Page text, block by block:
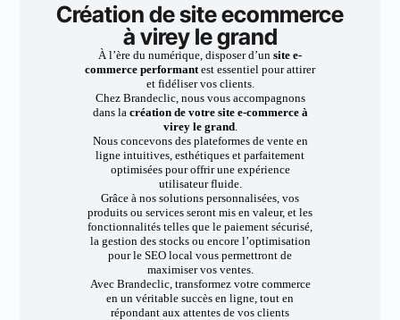
Création de site ecommerce
à virey le grand
À l’ère du numérique, disposer d’un site e-
commerce performantest essentiel pour attirer
et fidéliser vos clients.
Chez Brandeclic, nous vous accompagnons
dans la création de votre site e-commerce à
virey le grand.
Nous concevons des plateformes de vente en
ligne intuitives, esthétiques et parfaitement
optimisées pour offrir une expérience
utilisateur fluide.
Grâce à nos solutions personnalisées, vos
produits ou services seront mis en valeur, et les
fonctionnalités telles que le paiement sécurisé,
la gestion des stocks ou encore l’optimisation
pour le SEO local vous permettront de
maximiser vos ventes.
Avec Brandeclic, transformez votre commerce
en un véritable succès en ligne, tout en
répondant aux attentes de vos clients